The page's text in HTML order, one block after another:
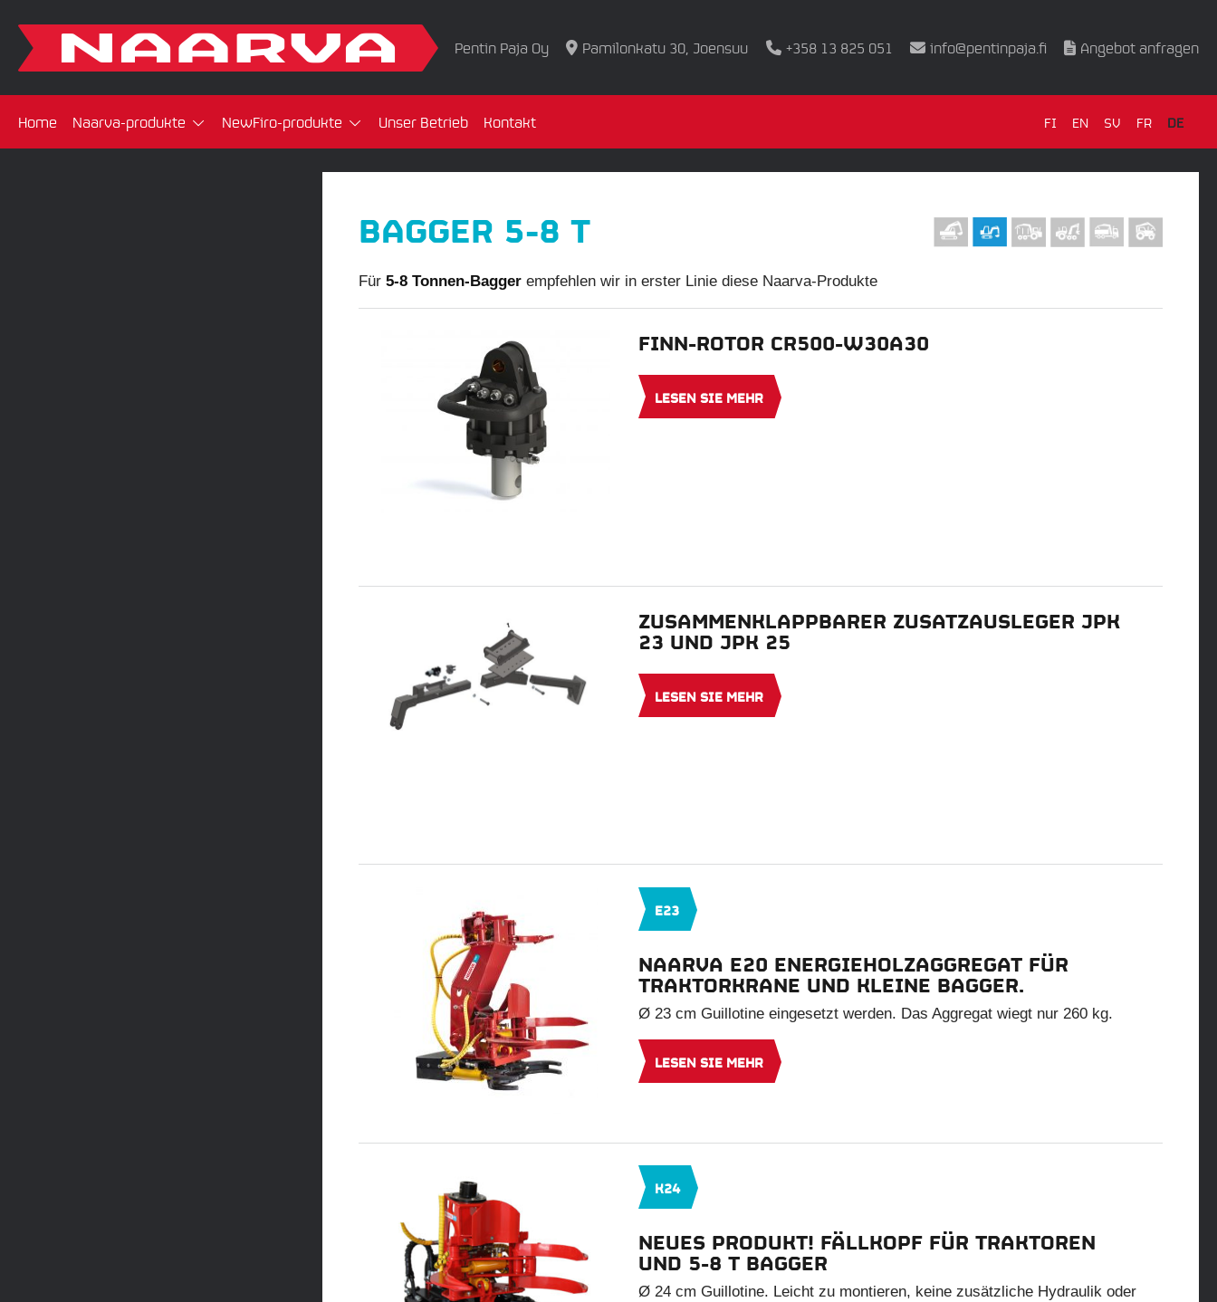
Pentin Paja Oy Pamilonkatu 30, Joensuu +358 13 825 051 info@pentinpaja.fi Angebot anfragen
FI EN SV FR DE
Home Naarva-produkte NewFiro-produkte Unser Betrieb Kontakt
BAGGER 5-8 T
Für 5-8 Tonnen-Bagger empfehlen wir in erster Linie diese Naarva-Produkte
FINN-ROTOR CR500-W30A30
LESEN SIE MEHR
ZUSAMMENKLAPPBARER ZUSATZAUSLEGER JPK
23 UND JPK 25
LESEN SIE MEHR
E23
NAARVA E20 ENERGIEHOLZAGGREGAT FÜR
TRAKTORKRANE UND KLEINE BAGGER.
Ø 23 cm Guillotine eingesetzt werden. Das Aggregat wiegt nur 260 kg.
LESEN SIE MEHR
K24
NEUES PRODUKT! FÄLLKOPF FÜR TRAKTOREN
UND 5-8 T BAGGER
Ø 24 cm Guillotine. Leicht zu montieren, keine zusätzliche Hydraulik oder